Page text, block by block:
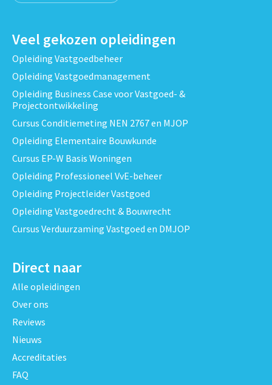
Veel gekozen opleidingen
Opleiding Vastgoedbeheer
Opleiding Vastgoedmanagement
Opleiding Business Case voor Vastgoed- &
Projectontwikkeling
Cursus Conditiemeting NEN 2767 en MJOP
Opleiding Elementaire Bouwkunde
Cursus EP-W Basis Woningen
Opleiding Professioneel VvE-beheer
Opleiding Projectleider Vastgoed
Opleiding Vastgoedrecht & Bouwrecht
Cursus Verduurzaming Vastgoed en DMJOP
Direct naar
Alle opleidingen
Over ons
Reviews
Nieuws
Accreditaties
FAQ